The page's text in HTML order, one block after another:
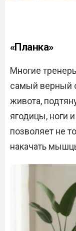
«Планка»
Многие
самый верный
живота,
ягодицы, ноги
позволяет не
накачать